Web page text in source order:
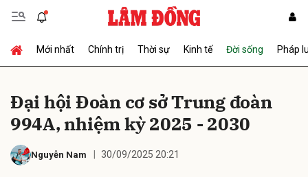
Mới nhất Chính trị Thời sự Kinh tế Đời sống Pháp
Đại hội Đoàn cơ sở Trung đoàn
994A, nhiệm kỳ 2025 - 2030
Nguyễn Nam 30/09/2025 20:21
Gửi bình luận